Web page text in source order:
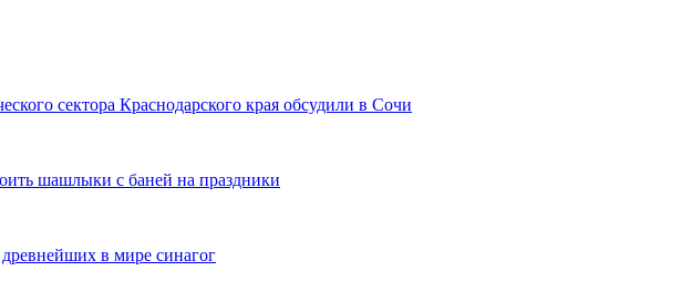
сектора Краснодарского края обсудили в Сочи
шашлыки с баней на праздники
в мире синагог